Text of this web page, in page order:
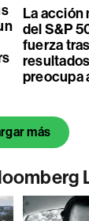
La acción
del S&P
fuerza
preocupa
más